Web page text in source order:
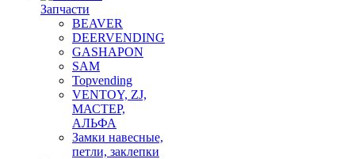
Запчасти
BEAVER
DEERVENDING
GASHAPON
SAM
Topvending
VENTOY, ZJ,
МАСТЕР,
АЛЬФА
Замки навесные,
петли, заклепки